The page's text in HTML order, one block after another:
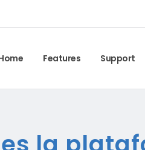
Features Support